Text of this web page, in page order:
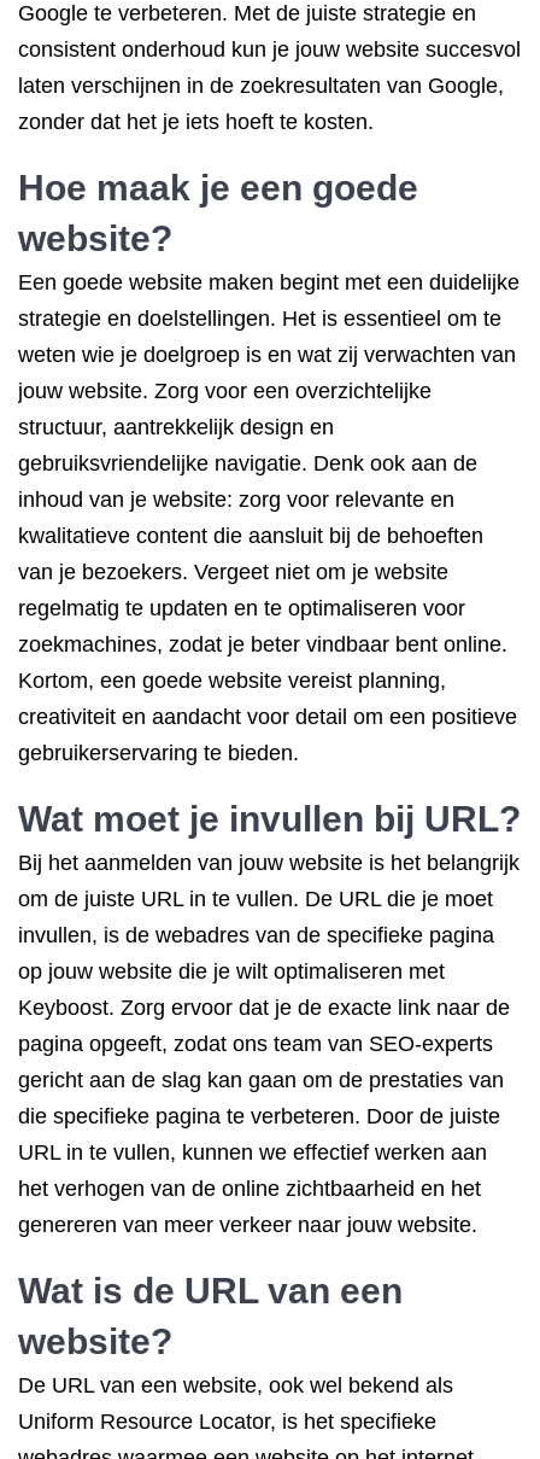
Google te verbeteren. Met de juiste strategie en
consistent onderhoud kun je jouw website succesvol
laten verschijnen in de zoekresultaten van Google,
zonder dat het je iets hoeft te kosten.
Hoe maak je een goede
website?
Een goede website maken begint met een duidelijke
strategie en doelstellingen. Het is essentieel om te
weten wie je doelgroep is en wat zij verwachten van
jouw website. Zorg voor een overzichtelijke
structuur, aantrekkelijk design en
gebruiksvriendelijke navigatie. Denk ook aan de
inhoud van je website: zorg voor relevante en
kwalitatieve content die aansluit bij de behoeften
van je bezoekers. Vergeet niet om je website
regelmatig te updaten en te optimaliseren voor
zoekmachines, zodat je beter vindbaar bent online.
Kortom, een goede website vereist planning,
creativiteit en aandacht voor detail om een positieve
gebruikerservaring te bieden.
Wat moet je invullen bij URL?
Bij het aanmelden van jouw website is het belangrijk
om de juiste URL in te vullen. De URL die je moet
invullen, is de webadres van de specifieke pagina
op jouw website die je wilt optimaliseren met
Keyboost. Zorg ervoor dat je de exacte link naar de
pagina opgeeft, zodat ons team van SEO-experts
gericht aan de slag kan gaan om de prestaties van
die specifieke pagina te verbeteren. Door de juiste
URL in te vullen, kunnen we effectief werken aan
het verhogen van de online zichtbaarheid en het
genereren van meer verkeer naar jouw website.
Wat is de URL van een
website?
De URL van een website, ook wel bekend als
Uniform Resource Locator, is het specifieke